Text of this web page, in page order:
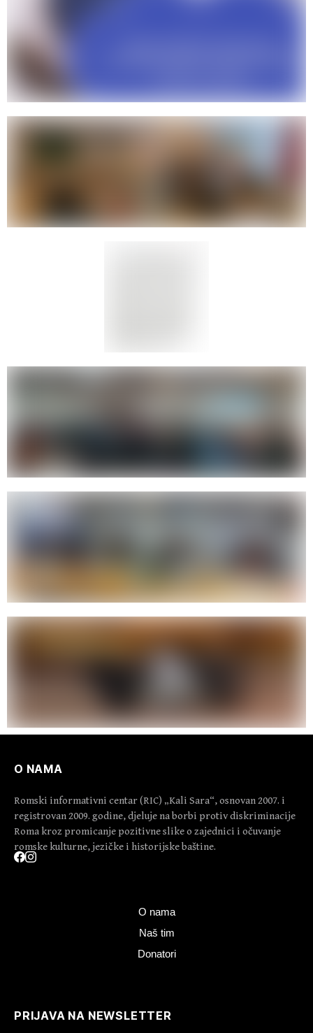
O NAMA
Romski informativni centar (RIC) „Kali Sara“, osnovan 2007. i
registrovan 2009. godine, djeluje na borbi protiv diskriminacije
Roma kroz promicanje pozitivne slike o zajednici i očuvanje
romske kulturne, jezičke i historijske baštine.
O nama
Naš tim
Donatori
PRIJAVA NA NEWSLETTER